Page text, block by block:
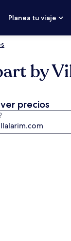
Planea tu viaje
by
precios